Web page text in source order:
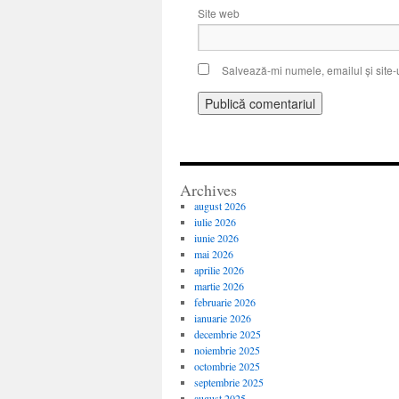
Site web
Salvează-mi numele, emailul și
Archives
august 2026
iulie 2026
iunie 2026
mai 2026
aprilie 2026
martie 2026
februarie 2026
ianuarie 2026
decembrie 2025
noiembrie 2025
octombrie 2025
septembrie 2025